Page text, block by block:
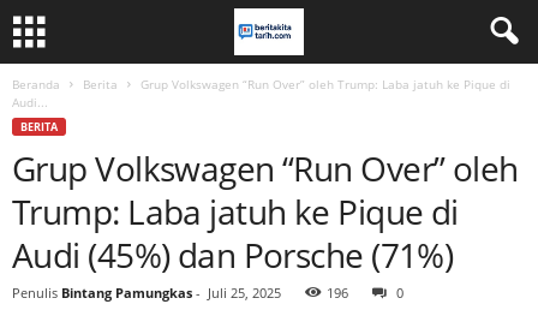
Beranda Berita
Grup Volkswagen “Run Over” oleh Trump: Laba jatuh ke Pique di
Audi...
BERITA
Grup Volkswagen “Run Over” oleh
Trump: Laba jatuh ke Pique di
Audi (45%) dan Porsche (71%)
Penulis Bintang Pamungkas - Juli 25, 2025 196 0